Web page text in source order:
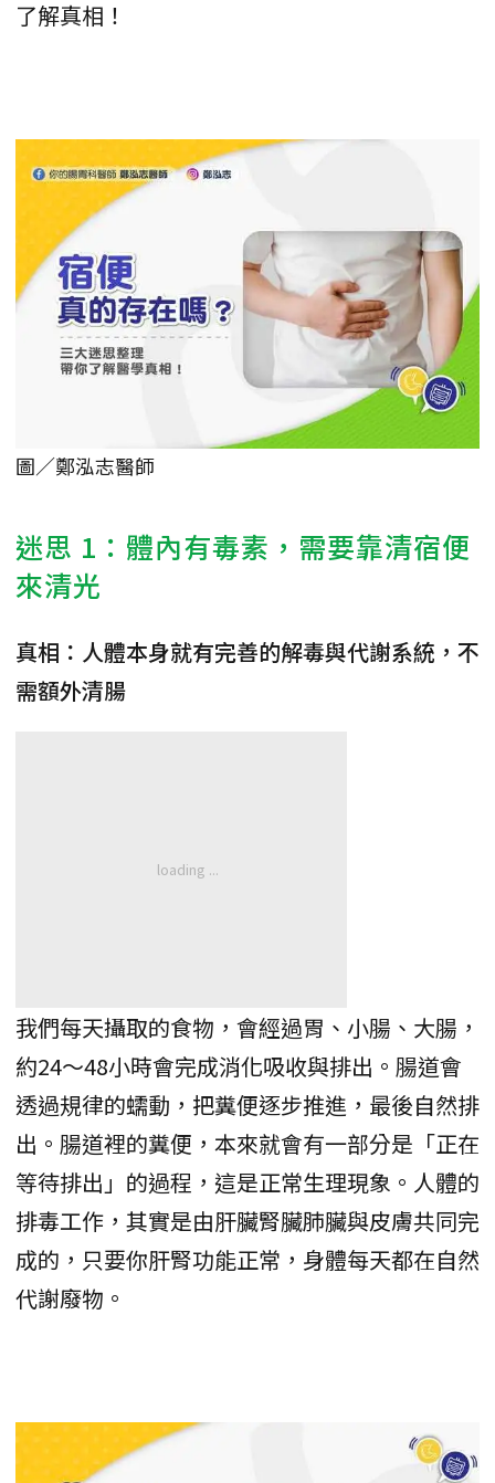
了解真相！
圖／鄭泓志醫師
迷思 1：體內有毒素，需要靠清宿便
來清光
真相：人體本身就有完善的解毒與代謝系統，不
需額外清腸
我們每天攝取的食物，會經過胃、小腸、大腸，
約24～48小時會完成消化吸收與排出。腸道會
透過規律的蠕動，把糞便逐步推進，最後自然排
出。腸道裡的糞便，本來就會有一部分是「正在
等待排出」的過程，這是正常生理現象。人體的
排毒工作，其實是由肝臟腎臟肺臟與皮膚共同完
成的，只要你肝腎功能正常，身體每天都在自然
代謝廢物。